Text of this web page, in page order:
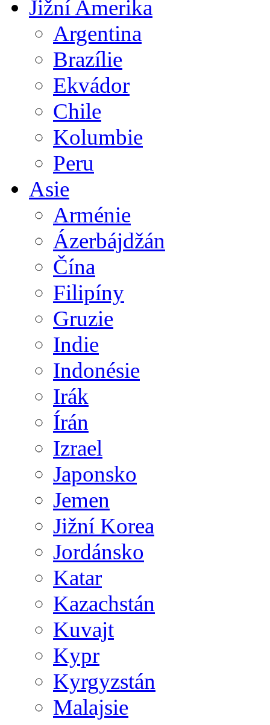
Jižní Amerika
Argentina
Brazílie
Ekvádor
Chile
Kolumbie
Peru
Asie
Arménie
Ázerbájdžán
Čína
Filipíny
Gruzie
Indie
Indonésie
Irák
Írán
Izrael
Japonsko
Jemen
Jižní Korea
Jordánsko
Katar
Kazachstán
Kuvajt
Kypr
Kyrgyzstán
Malajsie